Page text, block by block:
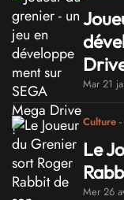
Mar 21
Culture
Le
Mer 26